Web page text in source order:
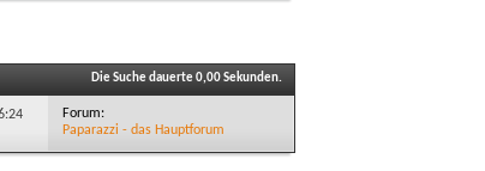
Die Suche dauerte0,00Sekunden.
Forum:
Paparazzi - das Hauptforum